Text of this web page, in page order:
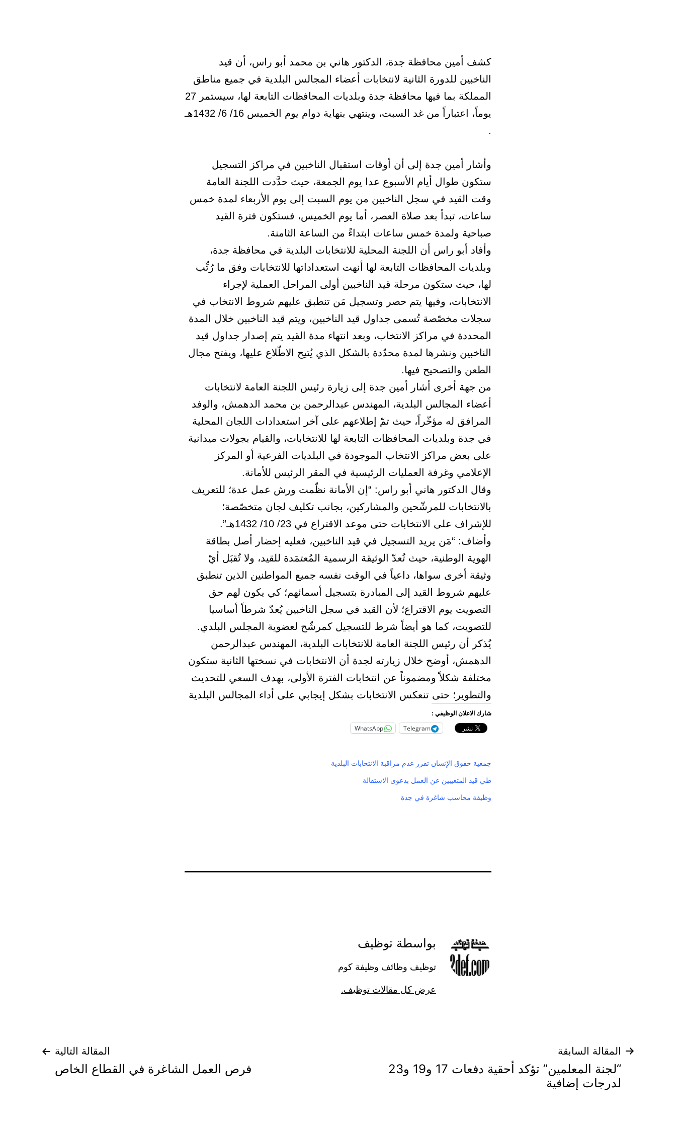
كشف أمين محافظة جدة، الدكتور هاني بن محمد أبو راس، أن قيد
الناخبين للدورة الثانية لانتخابات أعضاء المجالس البلدية في جميع مناطق
المملكة بما فيها محافظة جدة وبلديات المحافظات التابعة لها، سيستمر 27
يوماً، اعتباراً من غد السبت، وينتهي بنهاية دوام يوم الخميس 16/ 6/ 1432هـ
.
وأشار أمين جدة إلى أن أوقات استقبال الناخبين في مراكز التسجيل
ستكون طوال أيام الأسبوع عدا يوم الجمعة، حيث حدَّدت اللجنة العامة
وقت القيد في سجل الناخبين من يوم السبت إلى يوم الأربعاء لمدة خمس
ساعات، تبدأ بعد صلاة العصر، أما يوم الخميس، فستكون فترة القيد
صباحية ولمدة خمس ساعات ابتداءً من الساعة الثامنة.
وأفاد أبو راس أن اللجنة المحلية للانتخابات البلدية في محافظة جدة،
وبلديات المحافظات التابعة لها أنهت استعداداتها للانتخابات وفق ما رُتِّب
لها، حيث ستكون مرحلة قيد الناخبين أولى المراحل العملية لإجراء
الانتخابات، وفيها يتم حصر وتسجيل مَن تنطبق عليهم شروط الانتخاب في
سجلات مخصّصة تُسمى جداول قيد الناخبين، ويتم قيد الناخبين خلال المدة
المحددة في مراكز الانتخاب، وبعد انتهاء مدة القيد يتم إصدار جداول قيد
الناخبين ونشرها لمدة محدّدة بالشكل الذي يُتيح الاطّلاع عليها، ويفتح مجال
الطعن والتصحيح فيها.
من جهة أخرى أشار أمين جدة إلى زيارة رئيس اللجنة العامة لانتخابات
أعضاء المجالس البلدية، المهندس عبدالرحمن بن محمد الدهمش، والوفد
المرافق له مؤخّراً، حيث تمّ إطلاعهم على آخر استعدادات اللجان المحلية
في جدة وبلديات المحافظات التابعة لها للانتخابات، والقيام بجولات ميدانية
على بعض مراكز الانتخاب الموجودة في البلديات الفرعية أو المركز
الإعلامي وغرفة العمليات الرئيسية في المقر الرئيس للأمانة.
وقال الدكتور هاني أبو راس: “إن الأمانة نظّمت ورش عمل عدة؛ للتعريف
بالانتخابات للمرشّحين والمشاركين، بجانب تكليف لجان متخصّصة؛
للإشراف على الانتخابات حتى موعد الاقتراع في 23/ 10/ 1432هـ”.
وأضاف: “مَن يريد التسجيل في قيد الناخبين، فعليه إحضار أصل بطاقة
الهوية الوطنية، حيث تُعدّ الوثيقة الرسمية المُعتمَدة للقيد، ولا تُقبَل أيّ
وثيقة أخرى سواها، داعياً في الوقت نفسه جميع المواطنين الذين تنطبق
عليهم شروط القيد إلى المبادرة بتسجيل أسمائهم؛ كي يكون لهم حق
التصويت يوم الاقتراع؛ لأن القيد في سجل الناخبين يُعدّ شرطاً أساسيا
للتصويت، كما هو أيضاً شرط للتسجيل كمرشّح لعضوية المجلس البلدي.
يُذكر أن رئيس اللجنة العامة للانتخابات البلدية، المهندس عبدالرحمن
الدهمش، أوضح خلال زيارته لجدة أن الانتخابات في نسختها الثانية ستكون
مختلفة شكلاًً ومضموناً عن انتخابات الفترة الأولى، بهدف السعي للتحديث
والتطوير؛ حتى تنعكس الانتخابات بشكل إيجابي على أداء المجالس البلدية
شارك الاعلان الوظيفي :
Telegram
WhatsApp
جمعية حقوق الإنسان تقرر عدم مراقبة الانتخابات البلدية
طي قيد المتغيبين عن العمل بدعوى الاستقالة
وظيفة محاسب شاغرة في جدة
بواسطة توظيف
توظيف وظائف وظيفة كوم
عرض كل مقالات توظيف.
تصفّح
المقالات
المقالة السابقة
“لجنة المعلمين” تؤكد أحقية دفعات 17 و19 و23
لدرجات إضافية
المقالة التالية
فرص العمل الشاغرة في القطاع الخاص